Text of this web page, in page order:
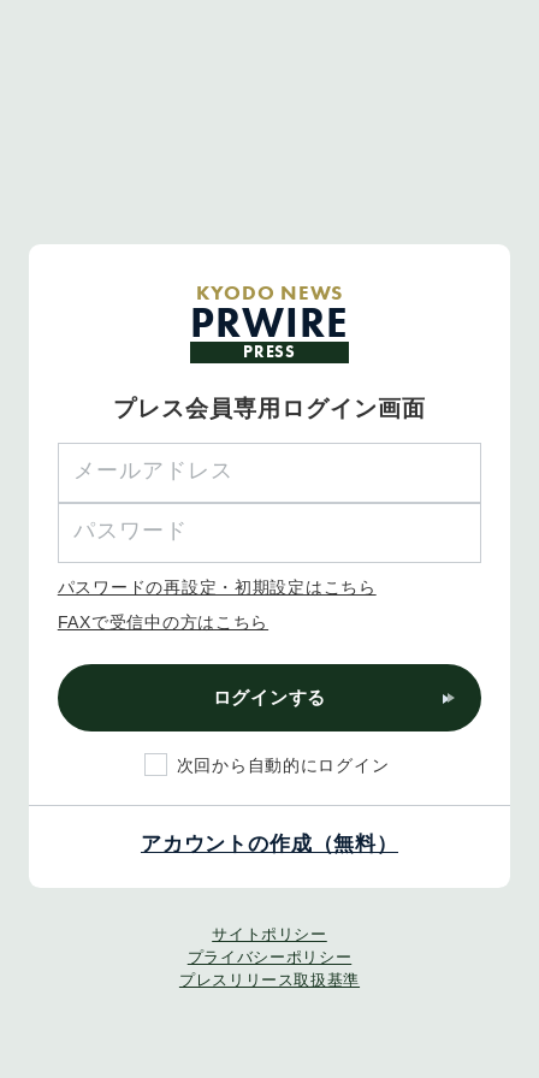
KYODO NEWS
PRWIRE
PRESS
プレス会員専用ログイン画面
パスワードの再設定・初期設定はこちら
FAXで受信中の方はこちら
ログインする
次回から自動的にログイン
アカウントの作成（無料）
サイトポリシー
プライバシーポリシー
プレスリリース取扱基準